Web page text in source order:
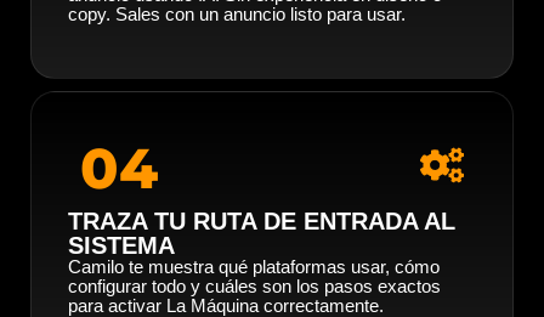
copy. Sales con un anuncio listo para usar.
04
TRAZA TU RUTA DE ENTRADA AL
SISTEMA
Camilo te muestra qué plataformas usar, cómo
configurar todo y cuáles son los pasos exactos
para activar La Máquina correctamente.